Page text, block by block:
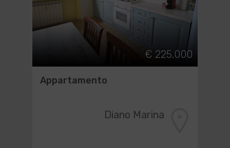
€ 225.000
Appartamento
Diano Marina